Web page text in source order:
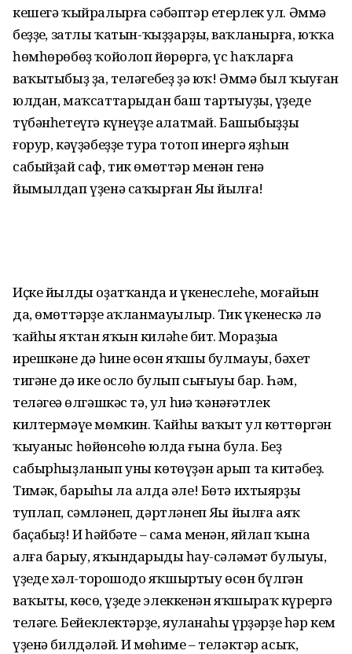
кешегә ҡыйралырға сәбәптәр етерлек ул. Әммә
беҙҙең, затлы ҡатын-ҡыҙҙарҙың, ваҡланырға, юҡҡа
һөмһөрөбөҙ ҡойолоп йөрөргә, үс һаҡларға
ваҡытыбыҙ ҙа, теләгебеҙ ҙә юҡ! Әммә был ҡыуған
юлдан, маҡсаттарыңдан баш тартыуҙы, үҙеңде
түбәнһетеүгә күнеүҙе аңлатмай. Башыбыҙҙы
ғорур, кәүҙәбеҙҙе тура тотоп инергә яҙһын
сабыйҙай саф, тик өмөттәр менән генә
йымылдап үҙенә саҡырған Яңы йылға!
Иҫке йылды оҙатҡанда иң үкенеслеһе, моғайын
да, өмөттәрҙең аҡланмауылыр. Тик үкенескә лә
ҡайһы яҡтан яҡын киләһең бит. Мораҙыңа
ирешкәнең дә һинең өсөн яҡшы булмауы, бәхет
тигәнең дә ике осло булып сығыуы бар. Һәм,
теләгеңә өлгәшкәс тә, ул һиңә ҡәнәғәтлек
килтермәүе мөмкин. Ҡайһы ваҡыт ул көттөргән
ҡыуаныс һөйөнсөһө юлда ғына була. Беҙ
сабырһыҙланып уны көтөүҙән арып та китәбеҙ.
Тимәк, барыһы ла алда әле! Бөтә ихтыярҙы
туплап, сәмләнеп, дәртләнеп Яңы йылға аяҡ
баҫабыҙ! Иң һәйбәте – сама менән, яйлап ҡына
алға барыу, яҡындарыңдың һау-сәләмәт булыуы,
үҙеңдең хәл-торошоңдо яҡшыртыу өсөн бүлгән
ваҡытың, көсөң, үҙеңде элеккенән яҡшыраҡ күрергә
теләгең. Бейеклектәрҙе, яуланаһы үрҙәрҙе һәр кем
үҙенә билдәләй. Иң мөһиме – теләктәр асыҡ,